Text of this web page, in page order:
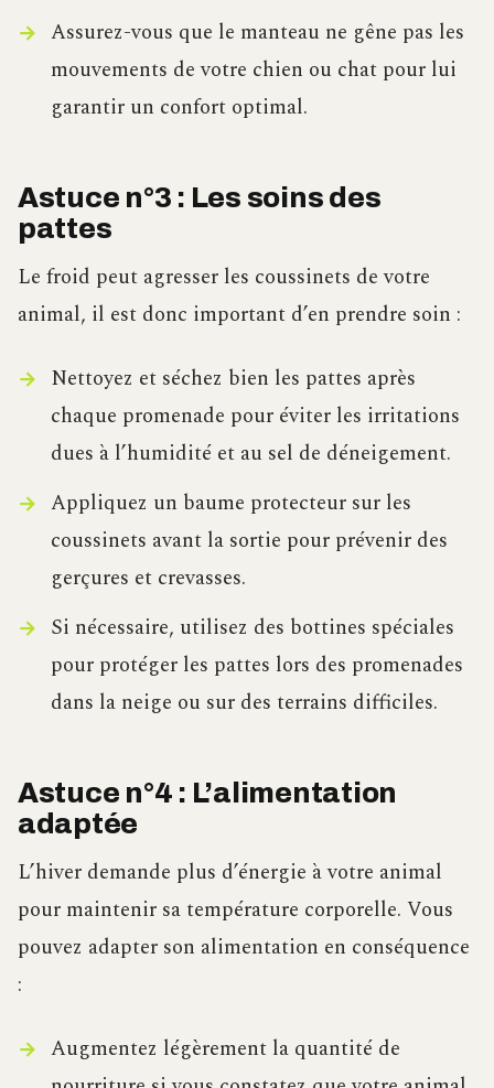
Assurez-vous que le manteau ne gêne pas les
mouvements de votre chien ou chat pour lui
garantir un confort optimal.
Astuce n°3 : Les soins des
pattes
Le froid peut agresser les coussinets de votre
animal, il est donc important d’en prendre soin :
Nettoyez et séchez bien les pattes après
chaque promenade pour éviter les irritations
dues à l’humidité et au sel de déneigement.
Appliquez un baume protecteur sur les
coussinets avant la sortie pour prévenir des
gerçures et crevasses.
Si nécessaire, utilisez des bottines spéciales
pour protéger les pattes lors des promenades
dans la neige ou sur des terrains difficiles.
Astuce n°4 : L’alimentation
adaptée
L’hiver demande plus d’énergie à votre animal
pour maintenir sa température corporelle. Vous
pouvez adapter son alimentation en conséquence
:
Augmentez légèrement la quantité de